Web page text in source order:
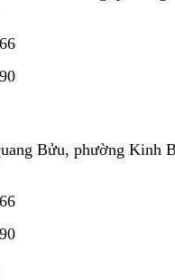
Bửu, phường Kinh